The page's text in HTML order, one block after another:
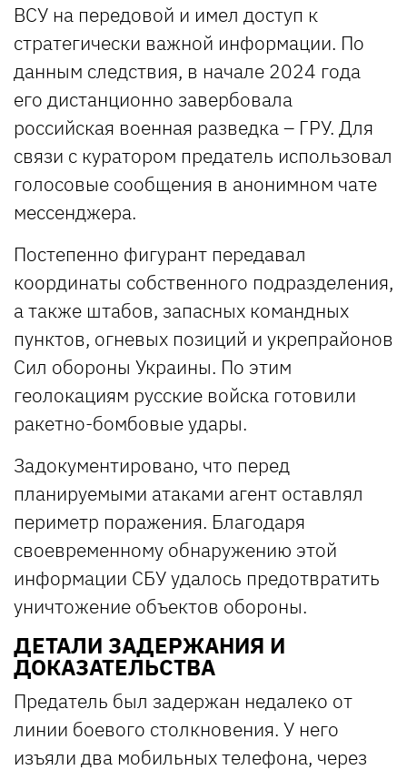
ВСУ на передовой и имел доступ к
стратегически важной информации. По
данным следствия, в начале 2024 года
его дистанционно завербовала
российская военная разведка – ГРУ. Для
связи с куратором предатель использовал
голосовые сообщения в анонимном чате
мессенджера.
Постепенно фигурант передавал
координаты собственного подразделения,
а также штабов, запасных командных
пунктов, огневых позиций и укрепрайонов
Сил обороны Украины. По этим
геолокациям русские войска готовили
ракетно-бомбовые удары.
Задокументировано, что перед
планируемыми атаками агент оставлял
периметр поражения. Благодаря
своевременному обнаружению этой
информации СБУ удалось предотвратить
уничтожение объектов обороны.
ДЕТАЛИ ЗАДЕРЖАНИЯ И
ДОКАЗАТЕЛЬСТВА
Предатель был задержан недалеко от
линии боевого столкновения. У него
изъяли два мобильных телефона, через